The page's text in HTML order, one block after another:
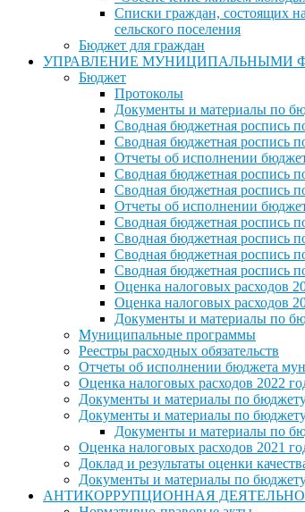
Списки граждан, состоящих
сельского поселения
Бюджет для граждан
УПРАВЛЕНИЕ МУНИЦИПАЛЬНЫМИ
Бюджет
Протоколы
Документы и материалы по
Сводная бюджетная роспись
Сводная бюджетная роспись
Отчеты об исполнении
Сводная бюджетная роспись
Сводная бюджетная роспись
Отчеты об исполнении
Сводная бюджетная роспись
Сводная бюджетная роспись
Сводная бюджетная роспись
Сводная бюджетная роспись
Оценка налоговых расходов
Оценка налоговых расходов
Документы и материалы по
Муниципальные программы
Реестры расходных обязательств
Отчеты об исполнении бюджета
Оценка налоговых расходов 2022
Документы и материалы по
Документы и материалы по
Документы и материалы по
Оценка налоговых расходов 2021
Доклад и результаты оценки
Документы и материалы по
АНТИКОРРУПЦИОННАЯ